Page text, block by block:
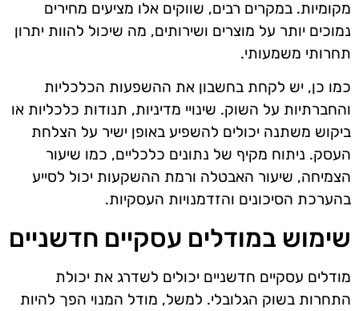
מקומיות. במקרים רבים, שווקים אלו מציעים מחירים
נמוכים יותר על מוצרים ושירותים, מה שיכול להוות יתרון
תחרותי משמעותי.
כמו כן, יש לקחת בחשבון את ההשפעות הכלכליות
והחברתיות על השוק. שינויי מדיניות, תנודות כלכליות או
ביקוש משתנה יכולים להשפיע באופן ישיר על הצלחת
העסק. ניתוח מקיף של נתונים כלכליים, כמו שיעור
הצמיחה, שיעור האבטלה ורמת ההשקעות יכול לסייע
בהערכת הסיכונים והזדמנויות העסקיות.
שימוש במודלים עסקיים חדשניים
מודלים עסקיים חדשניים יכולים לשדרג את יכולת
התחרות בשוק הגלובלי. למשל, מודל המנוי הפך להיות